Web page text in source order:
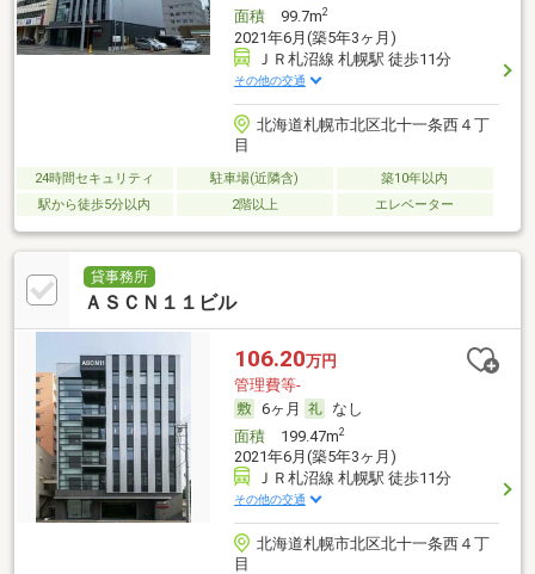
面積99.7m2
2021年6月(築5年3ヶ月)
ＪＲ札沼線 札幌駅 徒歩11分
その他の交通
北海道札幌市北区北十一条西４丁
目
24時間セキュリティ 駐車場(近隣含)
築10年以内
駅から徒歩5分以内
2階以上 エレベーター
貸事務所
ＡＳＣＮ１１ビル
106.20万円
管理費等-
6ヶ月
なし
面積199.47m2
2021年6月(築5年3ヶ月)
ＪＲ札沼線 札幌駅 徒歩11分
その他の交通
北海道札幌市北区北十一条西４丁
目